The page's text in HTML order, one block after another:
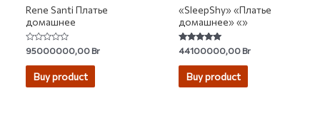
Rene Santi Платье
домашнее
Rated
0
out
95000000,00Br
Buy product
«SleepShy» «Платье
домашнее» «»
Rated
4.67
out of 5
44100000,00Br
Buy product